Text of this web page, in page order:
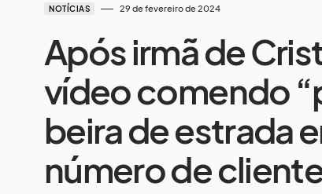
NOTÍCIAS 29 de fevereiro de 2024
Após irmã de
vídeo comendo
beira de estrada
número de